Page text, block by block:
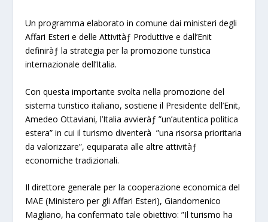
Un programma elaborato in comune dai ministeri degli
Affari Esteri e delle Attivitàƒ Produttive e dall’Enit
definiràƒ la strategia per la promozione turistica
internazionale dell’Italia.
Con questa importante svolta nella promozione del
sistema turistico italiano, sostiene il Presidente dell’Enit,
Amedeo Ottaviani, l’Italia avvieràƒ ”un’autentica politica
estera” in cui il turismo diventerà ”una risorsa prioritaria
da valorizzare”, equiparata alle altre attivitàƒ
economiche tradizionali.
Il direttore generale per la cooperazione economica del
MAE (Ministero per gli Affari Esteri), Giandomenico
Magliano, ha confermato tale obiettivo: ”Il turismo ha